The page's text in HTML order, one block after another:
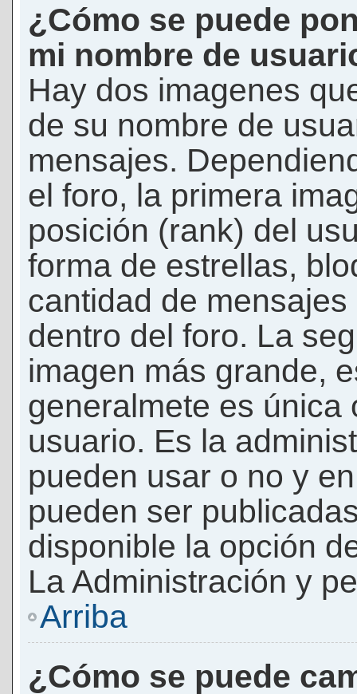
¿Cómo se puede
mi nombre de
Hay dos imagenes
de su nombre de
mensajes.
el foro, la primera
posición (rank) del
forma de estrellas,
cantidad de
dentro del foro. La
imagen más grande,
generalmete es única
usuario. Es la
pueden usar o no y
pueden ser
disponible la opción
La Administración y
Arriba
¿Cómo se puede